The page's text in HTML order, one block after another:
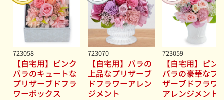
723058
【自宅用】ピンク
バラのキュートな
プリザーブドフラ
ワーボックス
723070
【自宅用】バラの
上品なプリザーブ
ドフラワーアレン
ジメント
723059
【自宅用】ピン
バラの豪華なプ
ザーブドフラワ
アレンジメント